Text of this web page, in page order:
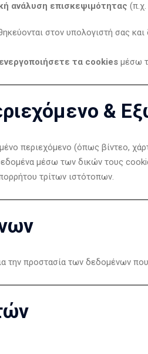
ανάλυση επισκεψιμότητας
στον υπολογιστή σας
τα cookies μέσω
&
περιεχόμενο (όπως βίντεο,
μέσω των δικών τους
τρίτων ιστότοπων.
την προστασία των δεδομένων